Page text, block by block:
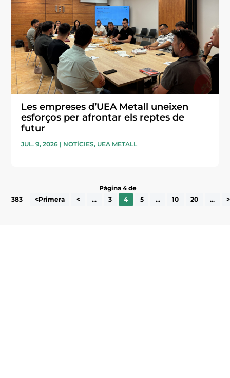
Les empreses d’UEA Metall uneixen
esforços per afrontar els reptes de
futur
JUL. 9, 2026 | NOTÍCIES, UEA METALL
Pàgina 4 de
383
<Primera < ... 3 4 5 ... 10 20 ... >